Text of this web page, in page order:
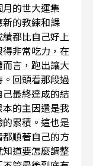
的世大運集
的教練和課
都比自己好上
非常吃力，在
言，跑出讓大
回頭看那段過
最終達成的結
的主因還是我
累積。這也是
順著自己的方
道要怎麼調整